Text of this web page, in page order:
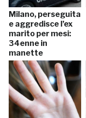
Milano, perseguita
e aggredisce l’ex
marito per mesi:
34enne in
manette